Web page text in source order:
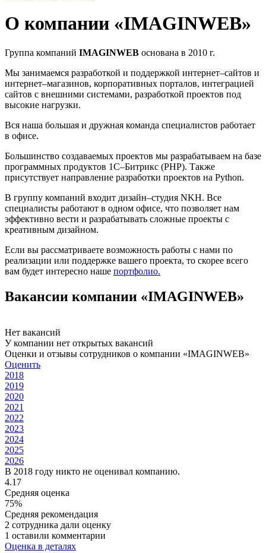
О компании «IMAGINWEB»
Группа компаний IMAGINWEB основана в 2010 г.
Мы занимаемся разработкой и поддержкой интернет–сайтов и
интернет–магазинов, корпоративных порталов, интеграцией
сайтов с внешними системами, разработкой проектов под
высокие нагрузки.
Вся наша большая и дружная команда специалистов работает
в офисе.
Большинство создаваемых проектов мы разрабатываем на базе
программных продуктов 1С–Битрикс (PHP). Также
присутствует направление разработки проектов на Python.
В группу компаний входит дизайн–студия NKH. Все
специалисты работают в одном офисе, что позволяет нам
эффективно вести и разрабатывать сложные проекты с
креативным дизайном.
Если вы рассматриваете возможность работы с нами по
реализации или поддержке вашего проекта, то скорее всего
вам будет интересно наше портфолио.
Вакансии компании «IMAGINWEB»
Нет вакансий
У компании нет открытых вакансий
Оценки и отзывы сотрудников о компании «IMAGINWEB»
Оценить
2018
2019
2020
2021
2022
2023
2024
2025
2026
В 2018 году никто не оценивал компанию.
4.17
Средняя оценка
75%
Средняя рекомендация
2 сотрудника дали оценку
1 оставили комментарии
Оценка в деталях